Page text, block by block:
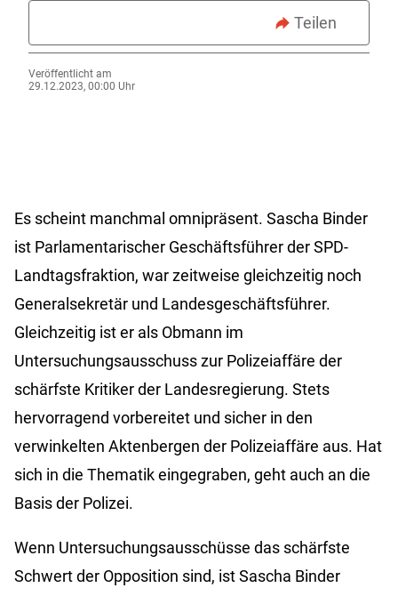
Teilen
Veröffentlicht am
29.12.2023, 00:00 Uhr
Es scheint manchmal omnipräsent. Sascha Binder
ist Parlamentarischer Geschäftsführer der SPD-
Landtagsfraktion, war zeitweise gleichzeitig noch
Generalsekretär und Landesgeschäftsführer.
Gleichzeitig ist er als Obmann im
Untersuchungsausschuss zur Polizeiaffäre der
schärfste Kritiker der Landesregierung. Stets
hervorragend vorbereitet und sicher in den
verwinkelten Aktenbergen der Polizeiaffäre aus. Hat
sich in die Thematik eingegraben, geht auch an die
Basis der Polizei.
Wenn Untersuchungsausschüsse das schärfste
Schwert der Opposition sind, ist Sascha Binder